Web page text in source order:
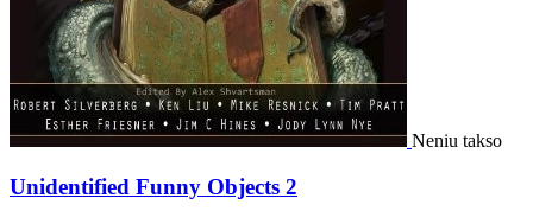
Neniu takso
Unidentified Funny Objects 2